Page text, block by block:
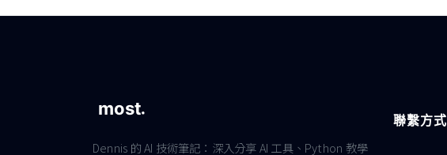
Dennis 的 AI 技術筆記：深入分享 AI 工具、Python 教學
聯繫方式